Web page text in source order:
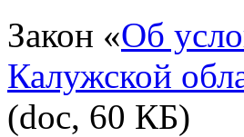
Закон «Об
Калужской
(doc, 60 КБ)